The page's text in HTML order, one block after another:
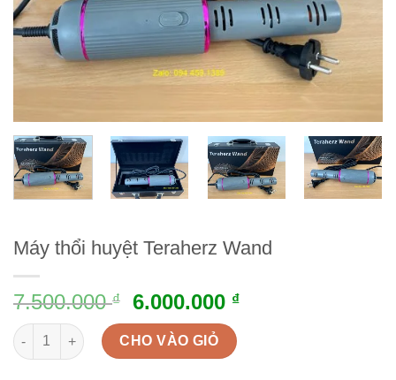
Máy thổi huyệt Teraherz Wand
7.500.000₫ 6.000.000 ₫
Máy thổi huyệt Teraherz Wand quantity
CHO VÀO GIỎ